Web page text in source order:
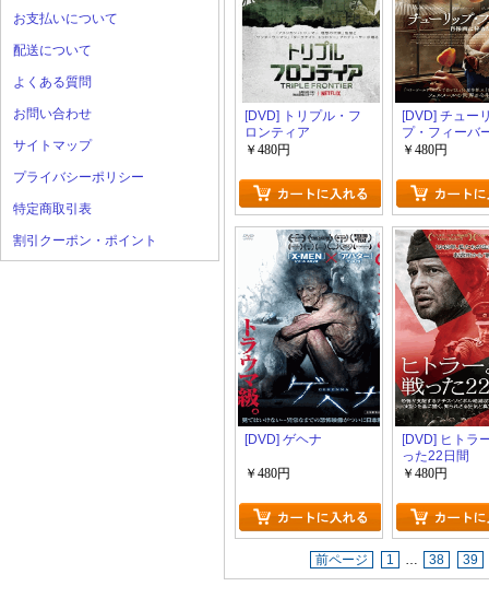
お支払いについて
配送について
よくある質問
お問い合わせ
サイトマップ
プライバシーポリシー
特定商取引表
割引クーポン・ポイント
[DVD] トリプル・フ
ロンティア
￥480円
[DVD] チュー
プ・フィーバ
画に秘めた愛
￥480円
[DVD] ゲヘナ
￥480円
[DVD] ヒトラ
った22日間
￥480円
前ページ 1 … 38 39